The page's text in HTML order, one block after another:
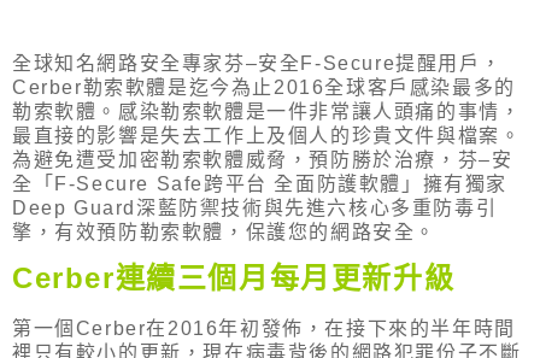
全球知名網路安全專家芬–安全 F-Secure提醒用戶，
Cerber勒索軟體是迄今為止 2016全球客戶感染最多的
勒索軟體。感染勒索軟體是一件非常讓人頭痛的事情，
最直接的影響是失去工作上及個人的珍貴文件與檔案。
為避免遭受加密勒索軟體威脅，預防勝於治療，芬–安
全「 F-Secure Safe跨平台 全面防護軟體」擁有獨家
Deep Guard 深藍防禦技術與先進六核心多重防毒引
擎，有效預防勒索軟體，保護您的網路安全。
Cerber連續三個月每月更新升級
第一個 Cerber在 2016年初發佈，在接下來的半年時間
裡只有較小的更新，現在病毒背後的網路犯罪份子不斷